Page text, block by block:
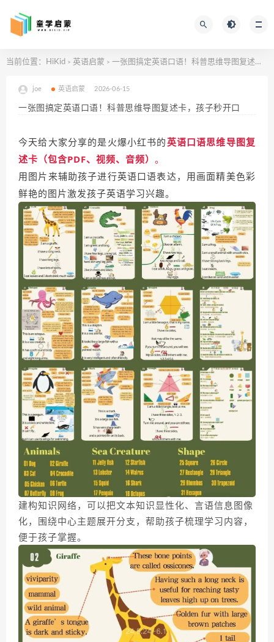
当前位置： HiKid > 英语启蒙 > 一张图搞定英语口语！科普思维导图复述卡，孩子秒开口
joe 英语启蒙 2026-06-15
一张图搞定英语口语！科普思维导图复述卡，孩子秒开口
今天给大家分享的是火爆小红书的英语口语思维导图复
述卡（包含PDF、视频、音频） 。
用图片来辅助孩子进行英语口语表达，用画面精美色彩
鲜艳的图片激发孩子英语学习兴趣。
建构知识网络，可以把文本知识显性化、言语信息图像
化，围绕中心主题展开分支，帮助孩子梳理学习内容，
便于孩子掌握。